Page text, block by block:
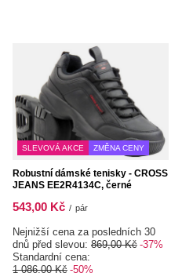
SLEVOVÁ AKCE ZMĚNA CENY
Robustní dámské tenisky - CROSS
JEANS EE2R4134C, černé
543,00 Kč / pár
Nejnižší cena za posledních 30
dnů před slevou: 869,00 Kč -37%
Standardní cena:
1 086,00 Kč -50%